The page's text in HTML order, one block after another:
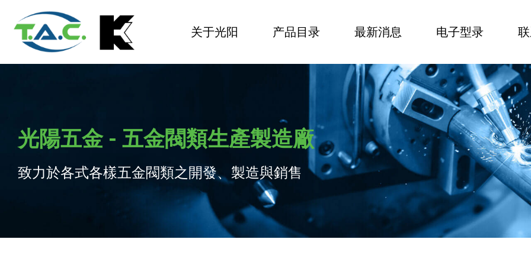
关于光阳 产品目录 最新消息 电子型录
光陽五金 - 五金閥類生產製造廠
致力於各式各樣五金閥類之開發、製造與銷售